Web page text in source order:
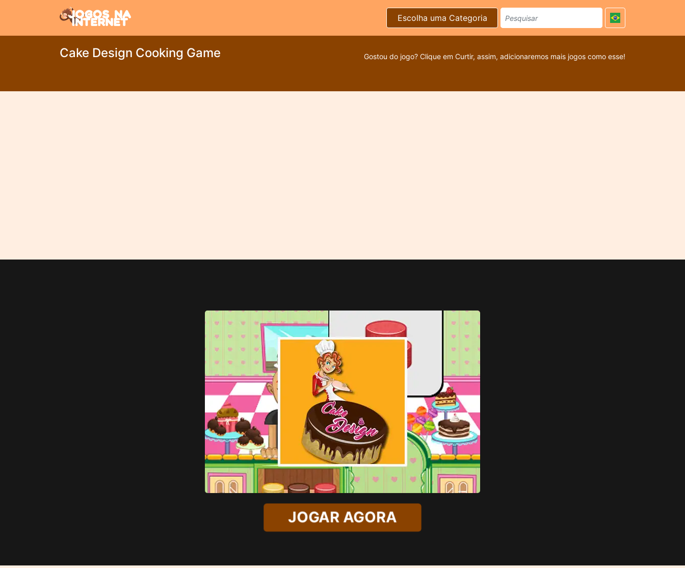
Escolha uma Categoria
Cake Design Cooking Game Gostou do jogo? Clique em Curtir, assim, adicionaremos mais jogos como esse!
JOGAR AGORA